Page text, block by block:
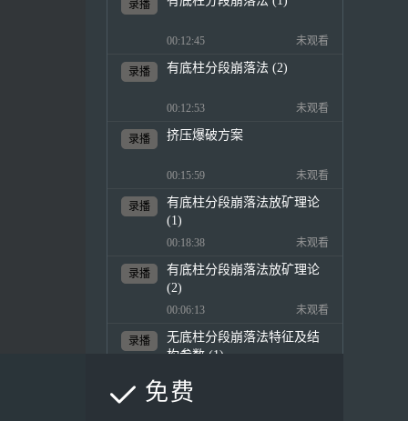
免费
录播
00:12:45 未观看
录播 有底柱分段崩落法 (2)
00:12:53 未观看
录播 挤压爆破方案
00:15:59 未观看
录播
有底柱分段崩落法放矿理论
(1)
00:18:38 未观看
录播
有底柱分段崩落法放矿理论
(2)
00:06:13 未观看
录播
无底柱分段崩落法特征及结
构参数 (1)
00:05:27
无底柱分段崩落法特征及结